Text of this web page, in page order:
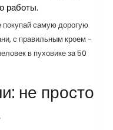
работы.
покупай самую дорогую
с правильным кроем -
в пуховике за 50
не просто